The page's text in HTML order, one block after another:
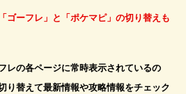
ゴーフレ」と「ポケマピ」の切り替えも
レの各ページに常時表示されているの
り替えて最新情報や攻略情報をチェック